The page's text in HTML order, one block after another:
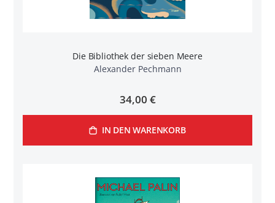
Die Bibliothek der sieben Meere
Alexander Pechmann
34,00 €
IN DEN WARENKORB